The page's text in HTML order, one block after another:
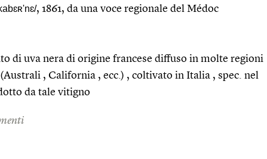
, 1861, da una voce regionale del Médoc
di uva nera di origine francese diffuso in molte regioni
, California , ecc.) , coltivato in Italia , spec. nel
da tale vitigno